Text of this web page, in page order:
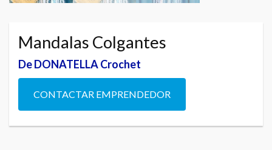
Mandalas Colgantes
De DONATELLA Crochet
CONTACTAR EMPRENDEDOR